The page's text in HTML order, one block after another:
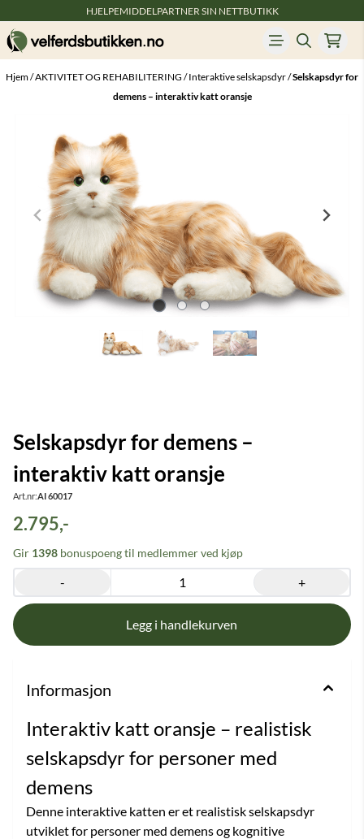
Hopp til innholdHJELPEMIDDELPARTNER SIN NETTBUTIKK
Hjem/AKTIVITET OG REHABILITERING /Interaktive selskapsdyr/Selskapsdyr for
demens – interaktiv katt oransje
Selskapsdyr for demens –
interaktiv katt oransje
Art.nr:AI 60017
2.795,-
Gir 1398 bonuspoeng til medlemmer ved kjøp
- +
Informasjon
Interaktiv katt oransje – realistisk
selskapsdyr for personer med
demens
Denne interaktive katten er et realistisk selskapsdyr
utviklet for personer med demens og kognitive